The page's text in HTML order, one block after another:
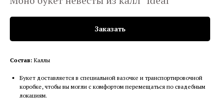
Заказать
Состав: Каллы
Букет доставляется в специальной вазочке и транспортировочной
коробке, чтобы вы могли с комфортом перемещаться по свадебным
локациям.